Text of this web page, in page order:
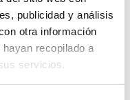
publicidad y análisis
otra información
recopilado a
servicios.